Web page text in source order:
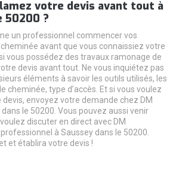
votre devis avant tout à
50200 ?
un professionnel commencer vos
avant que vous connaissiez votre
vous possédez des travaux ramonage de
devis avant tout. Ne vous inquiétez pas
éléments à savoir les outils utilisés, les
cheminée, type d’accès. Et si vous voulez
envoyez votre demande chez DM
le 50200. Vous pouvez aussi venir
discuter en direct avec DM
à Saussey dans le 50200.
et établira votre devis !